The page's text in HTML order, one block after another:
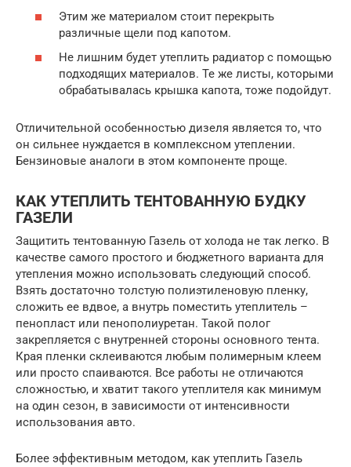
Этим же материалом стоит перекрыть
различные щели под капотом.
Не лишним будет утеплить радиатор с помощью
подходящих материалов. Те же листы, которыми
обрабатывалась крышка капота, тоже подойдут.
Отличительной особенностью дизеля является то, что
он сильнее нуждается в комплексном утеплении.
Бензиновые аналоги в этом компоненте проще.
КАК УТЕПЛИТЬ ТЕНТОВАННУЮ БУДКУ
ГАЗЕЛИ
Защитить тентованную Газель от холода не так легко. В
качестве самого простого и бюджетного варианта для
утепления можно использовать следующий способ.
Взять достаточно толстую полиэтиленовую пленку,
сложить ее вдвое, а внутрь поместить утеплитель –
пенопласт или пенополиуретан. Такой полог
закрепляется с внутренней стороны основного тента.
Края пленки склеиваются любым полимерным клеем
или просто спаиваются. Все работы не отличаются
сложностью, и хватит такого утеплителя как минимум
на один сезон, в зависимости от интенсивности
использования авто.
Более эффективным методом, как утеплить Газель